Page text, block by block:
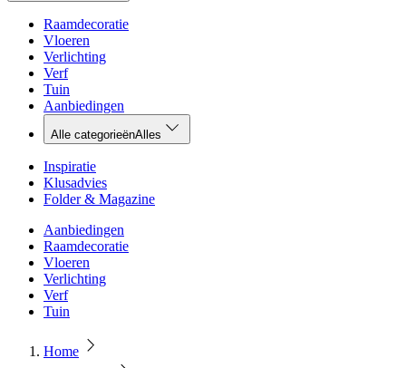
Raamdecoratie
Vloeren
Verlichting
Verf
Tuin
Aanbiedingen
Alle categorieënAlles
Inspiratie
Klusadvies
Folder & Magazine
Aanbiedingen
Raamdecoratie
Vloeren
Verlichting
Verf
Tuin
Home